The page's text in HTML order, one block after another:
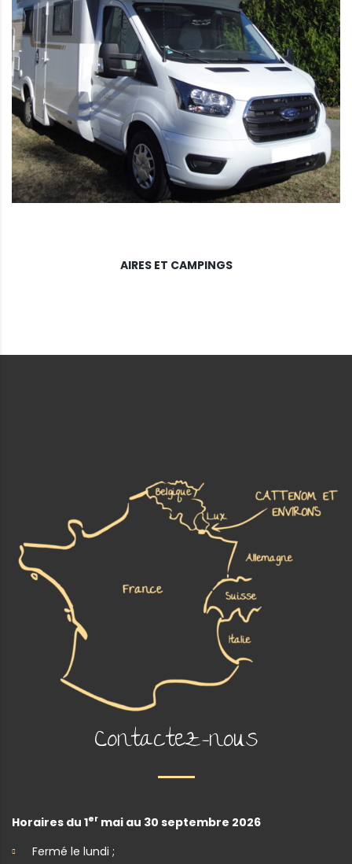
AIRES ET CAMPINGS
Contactez-nous
Horaires du 1er mai au 30 septembre 2026
Fermé le lundi ;